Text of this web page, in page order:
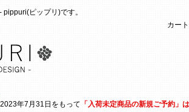
ピップリ)です。
カー
2023年7月31日をもって 「入荷未定商品の新規ご予約」